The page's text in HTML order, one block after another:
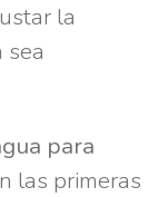
la
sea
para
las primeras